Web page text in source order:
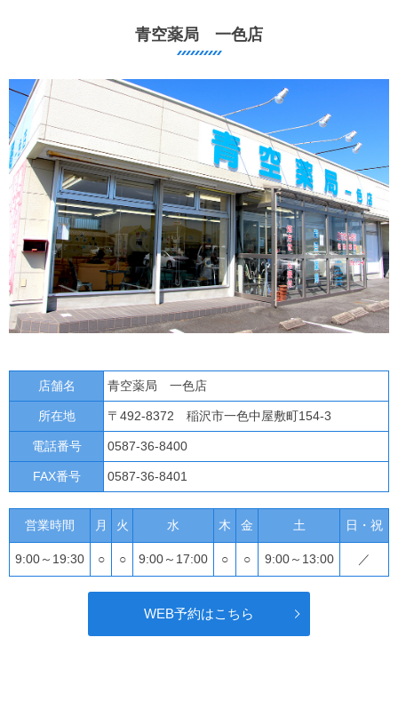
青空薬局 一色店
店舗名 青空薬局 一色店
所在地 〒492-8372 稲沢市一色中屋敷町154-3
電話番号 0587-36-8400
FAX番号 0587-36-8401
営業時間 月 火 水 木 金 土 日・祝
9:00～19:30 ○ ○ 9:00～17:00 ○ ○ 9:00～13:00 ／
WEB予約はこちら